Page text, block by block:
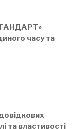
часу та
та властивості